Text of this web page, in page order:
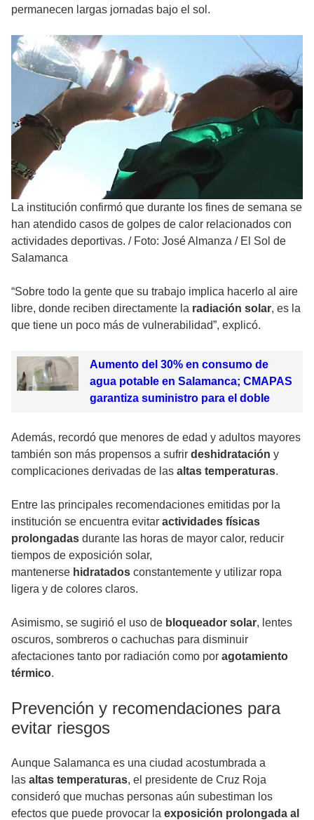
permanecen largas jornadas bajo el sol.
La institución confirmó que durante los fines de semana se
han atendido casos de golpes de calor relacionados con
actividades deportivas. / Foto: José Almanza / El Sol de
Salamanca
“Sobre todo la gente que su trabajo implica hacerlo al aire
libre, donde reciben directamente la radiación solar, es la
que tiene un poco más de vulnerabilidad”, explicó.
Aumento del 30% en consumo de
agua potable en Salamanca; CMAPAS
garantiza suministro para el doble
Además, recordó que menores de edad y adultos mayores
también son más propensos a sufrir deshidratación y
complicaciones derivadas de las altas temperaturas.
Entre las principales recomendaciones emitidas por la
institución se encuentra evitar actividades físicas
prolongadas durante las horas de mayor calor, reducir
tiempos de exposición solar,
mantenerse hidratados constantemente y utilizar ropa
ligera y de colores claros.
Asimismo, se sugirió el uso de bloqueador solar, lentes
oscuros, sombreros o cachuchas para disminuir
afectaciones tanto por radiación como por agotamiento
térmico.
Prevención y recomendaciones para
evitar riesgos
Aunque Salamanca es una ciudad acostumbrada a
las altas temperaturas, el presidente de Cruz Roja
consideró que muchas personas aún subestiman los
efectos que puede provocar la exposición prolongada al